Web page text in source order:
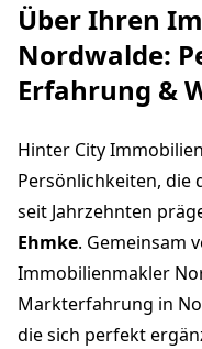
Über Ihren
Nordwalde:
Erfahrung &
Hinter City
Persönlichkeiten,
seit Jahrzehnten
Ehmke. Gemeinsam
Immobilienmakler
Markterfahrung in
die sich perfekt